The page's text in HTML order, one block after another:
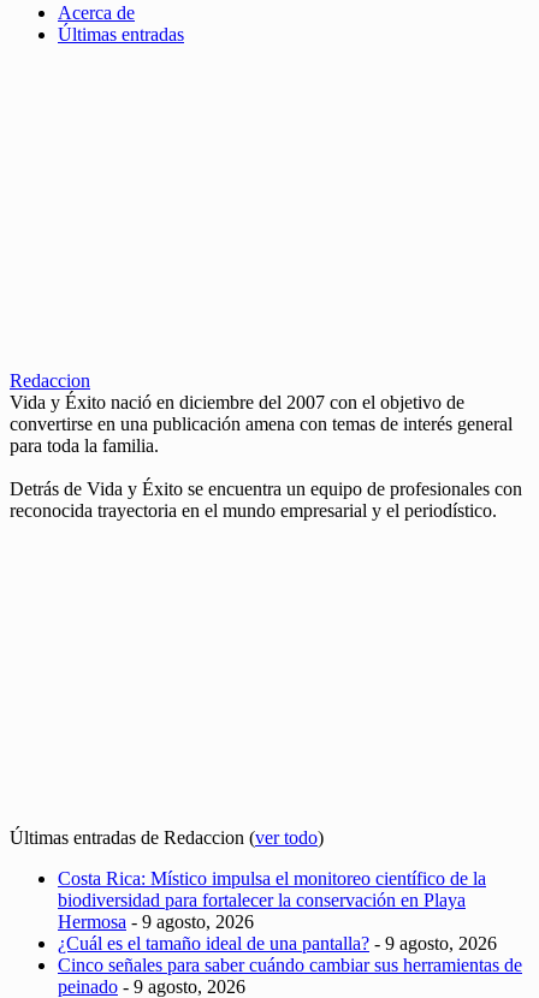
Acerca de
Últimas entradas
Redaccion
Vida y Éxito nació en diciembre del 2007 con el objetivo de
convertirse en una publicación amena con temas de interés general
para toda la familia.
Detrás de Vida y Éxito se encuentra un equipo de profesionales con
reconocida trayectoria en el mundo empresarial y el periodístico.
Últimas entradas de Redaccion (ver todo)
Costa Rica: Místico impulsa el monitoreo científico de la
biodiversidad para fortalecer la conservación en Playa
Hermosa - 9 agosto, 2026
¿Cuál es el tamaño ideal de una pantalla? - 9 agosto, 2026
Cinco señales para saber cuándo cambiar sus herramientas de
peinado - 9 agosto, 2026